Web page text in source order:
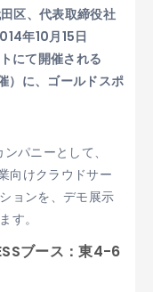
区、代表取締役社
年10月15日
にて開催される
）に、ゴールドスポ
パニーとして、
向けクラウドサー
ョンを、デモ展示
す。
ブース：東4-6